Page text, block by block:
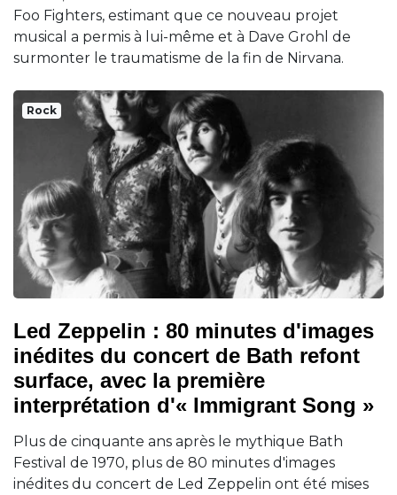
Foo Fighters, estimant que ce nouveau projet
musical a permis à lui-même et à Dave Grohl de
surmonter le traumatisme de la fin de Nirvana.
Rock
Led Zeppelin : 80 minutes d'images
inédites du concert de Bath refont
surface, avec la première
interprétation d'« Immigrant Song »
Plus de cinquante ans après le mythique Bath
Festival de 1970, plus de 80 minutes d'images
inédites du concert de Led Zeppelin ont été mises